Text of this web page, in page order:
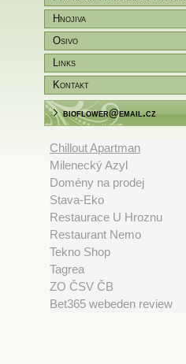
Hnojiva
Osivo
Links
Kontakt
bioflower@email.cz
Chillout Apartman
Milenecký Azyl
Domény na prodej
Stava-Eko
Restaurace U Hroznu
Restaurant Nemo
Tekno Shop
Tagrea
ZO ČSV ČB
Bet365 webeden review